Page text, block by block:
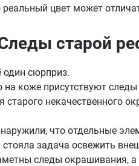
реальный цвет может
старой
сюрприз.
коже присутствуют
старого некачественного
что отдельные
стояла задача освежить
следы окрашивания,